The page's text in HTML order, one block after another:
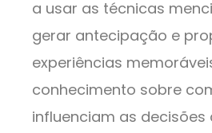
a usar as técnicas
gerar antecipação e
experiências
conhecimento sobre
influenciam as